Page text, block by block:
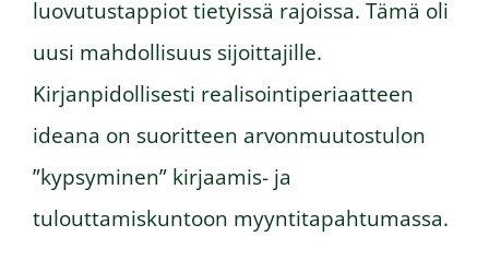
luovutustappiot tietyissä rajoissa. Tämä oli
uusi mahdollisuus sijoittajille.
Kirjanpidollisesti realisointiperiaatteen
ideana on suoritteen arvonmuutostulon
”kypsyminen” kirjaamis- ja
tulouttamiskuntoon myyntitapahtumassa.